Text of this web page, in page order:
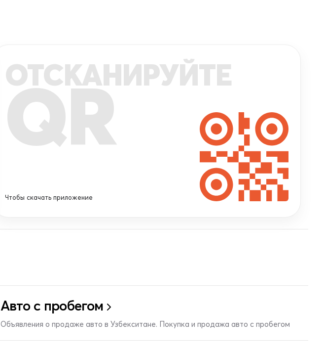
ОТСКАНИРУЙТЕ
QR
Чтобы скачать приложение
Авто с пробегом
Объявления о продаже авто в Узбекситане. Покупка и продажа авто с пробегом